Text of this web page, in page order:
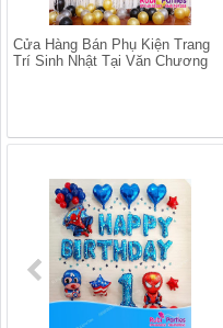
Cửa Hàng Bán Phụ Kiện Trang
Trí Sinh Nhật Tại Văn Chương